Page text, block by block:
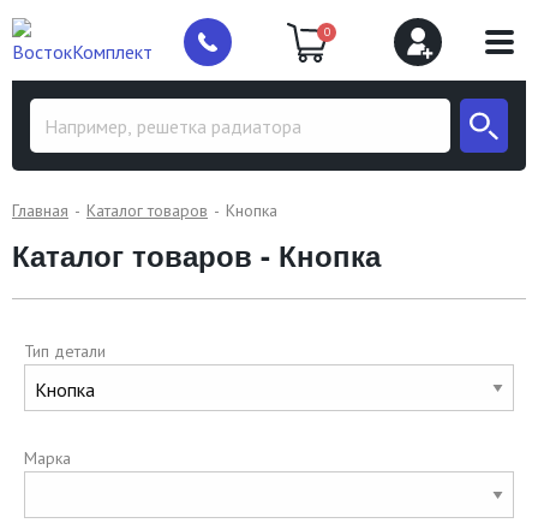
0
Главная Каталог товаров Кнопка
Каталог товаров - Кнопка
Тип детали
Марка